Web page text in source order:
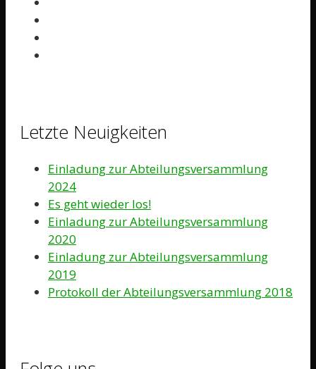
Letzte Neuigkeiten
Einladung zur Abteilungsversammlung
2024
Es geht wieder los!
Einladung zur Abteilungsversammlung
2020
Einladung zur Abteilungsversammlung
2019
Protokoll der Abteilungsversammlung 2018